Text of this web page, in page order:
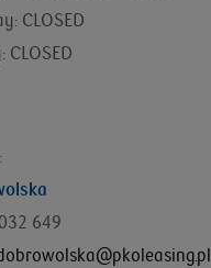
CLOSED
CLOSED
649